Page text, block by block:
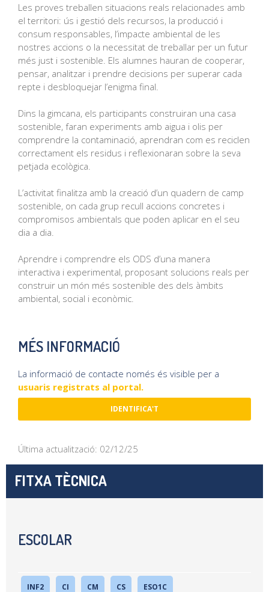
Les proves treballen situacions reals relacionades amb
el territori: ús i gestió dels recursos, la producció i
consum responsables, l’impacte ambiental de les
nostres accions o la necessitat de treballar per un futur
més just i sostenible. Els alumnes hauran de cooperar,
pensar, analitzar i prendre decisions per superar cada
repte i desbloquejar l’enigma final.
Dins la gimcana, els participants construiran una casa
sostenible, faran experiments amb aigua i olis per
comprendre la contaminació, aprendran com es reciclen
correctament els residus i reflexionaran sobre la seva
petjada ecològica.
L’activitat finalitza amb la creació d’un quadern de camp
sostenible, on cada grup recull accions concretes i
compromisos ambientals que poden aplicar en el seu
dia a dia.
Aprendre i comprendre els ODS d’una manera
interactiva i experimental, proposant solucions reals per
construir un món més sostenible des dels àmbits
ambiental, social i econòmic.
MÉS INFORMACIÓ
La informació de contacte només és visible per a
usuaris registrats al portal.
IDENTIFICA'T
Última actualització: 02/12/25
FITXA TÈCNICA
ESCOLAR
INF2 CI CM CS ESO1C